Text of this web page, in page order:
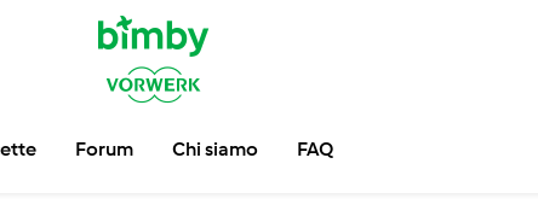
Forum Chi siamo FAQ